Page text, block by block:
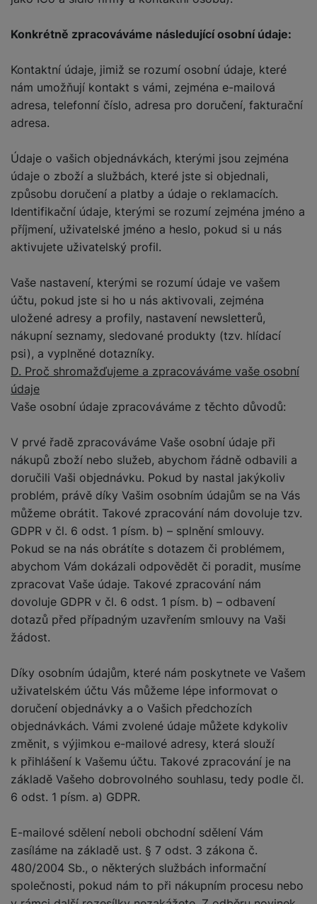
Tyto cookies nám umožňují měření výkonu našeho webu i
návštěv a zdroje návštěv našich internetových stránek. Data
získaná pomocí těchto cookies zpracováváme souhrnně a
anonymně, takže nejsme schopni identifikovat konkrétní
uživatele našeho webu.
reklamou.
Povoleno
Marketingové cookies používáme my nebo naši partneři,
na našich stránkách, tak na stránkách třetích stran.
Konkrétně zpracováváme následující osobní údaje:
Kontaktní údaje, jimiž se rozumí osobní údaje, které
nám umožňují kontakt s vámi, zejména e-mailová
adresa, telefonní číslo, adresa pro doručení, fakturační
adresa.
Údaje o vašich objednávkách, kterými jsou zejména
údaje o zboží a službách, které jste si objednali,
způsobu doručení a platby a údaje o reklamacích.
Identifikační údaje, kterými se rozumí zejména jméno a
příjmení, uživatelské jméno a heslo, pokud si u nás
aktivujete uživatelský profil.
Vaše nastavení, kterými se rozumí údaje ve vašem
účtu, pokud jste si ho u nás aktivovali, zejména
uložené adresy a profily, nastavení newsletterů,
nákupní seznamy, sledované produkty (tzv. hlídací
psi), a vyplněné dotazníky.
D. Proč shromažďujeme a zpracováváme vaše osobní
údaje
Vaše osobní údaje zpracováváme z těchto důvodů:
V prvé řadě zpracováváme Vaše osobní údaje při
nákupů zboží nebo služeb, abychom řádně odbavili a
doručili Vaši objednávku. Pokud by nastal jakýkoliv
problém, právě díky Vašim osobním údajům se na Vás
můžeme obrátit. Takové zpracování nám dovoluje tzv.
GDPR v čl. 6 odst. 1 písm. b) – splnění smlouvy.
Pokud se na nás obrátíte s dotazem či problémem,
abychom Vám dokázali odpovědět či poradit, musíme
zpracovat Vaše údaje. Takové zpracování nám
dovoluje GDPR v čl. 6 odst. 1 písm. b) – odbavení
dotazů před případným uzavřením smlouvy na Vaši
žádost.
Díky osobním údajům, které nám poskytnete ve Vašem
uživatelském účtu Vás můžeme lépe informovat o
doručení objednávky a o Vašich předchozích
objednávkách. Vámi zvolené údaje můžete kdykoliv
změnit, s výjimkou e-mailové adresy, která slouží
k přihlášení k Vašemu účtu. Takové zpracování je na
základě Vašeho dobrovolného souhlasu, tedy podle čl.
6 odst. 1 písm. a) GDPR.
E-mailové sdělení neboli obchodní sdělení Vám
zasíláme na základě ust. § 7 odst. 3 zákona č.
480/2004 Sb., o některých službách informační
společnosti, pokud nám to při nákupním procesu nebo